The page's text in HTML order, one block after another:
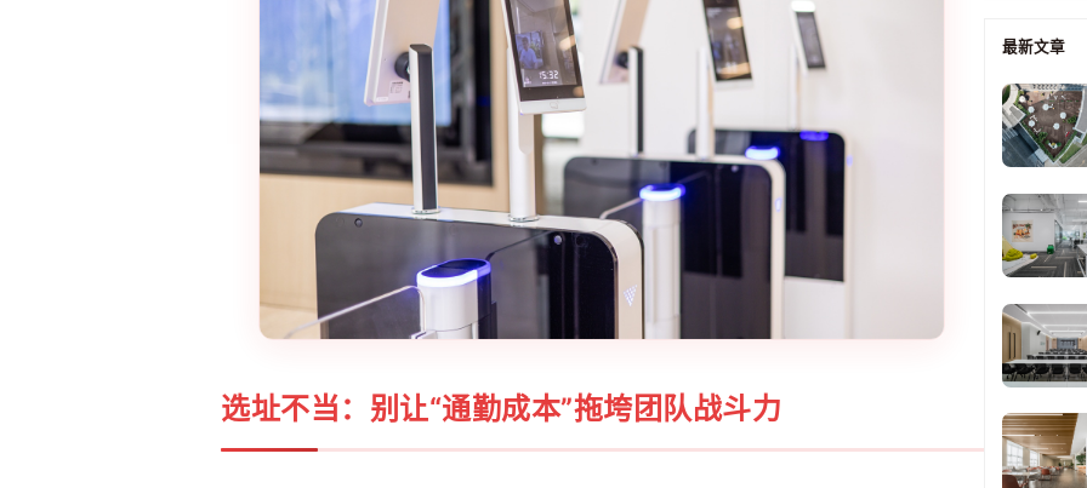
选址不当：别让“通勤成本”拖垮团队战斗力
最新文章